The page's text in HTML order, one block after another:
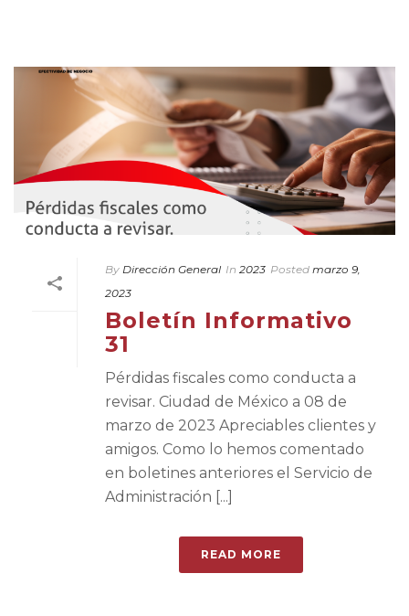
By Dirección General In 2023 Posted marzo 9,
2023
Boletín Informativo
31
Pérdidas fiscales como conducta a
revisar. Ciudad de México a 08 de
marzo de 2023 Apreciables clientes y
amigos. Como lo hemos comentado
en boletines anteriores el Servicio de
Administración [...]
READ MORE